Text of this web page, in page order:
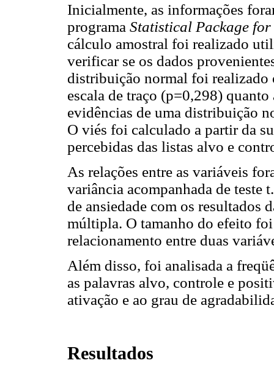
Inicialmente, as informações
programa Statistical Package for
cálculo amostral foi realizado
verificar se os dados
distribuição normal foi
escala de traço (p=0,298)
evidências de uma distribuição
O viés foi calculado a partir da
percebidas das listas alvo e
As relações entre as variáveis
variância acompanhada de teste
de ansiedade com os resultados
múltipla. O tamanho do efeito
relacionamento entre duas
Além disso, foi analisada a
as palavras alvo, controle e
ativação e ao grau de
Resultados